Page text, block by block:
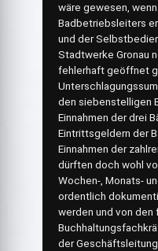
wäre gewesen,
Badbetriebsleiters
und der
Stadtwerke Gronau
fehlerhaft geöffnet
den siebenstelligen
Einnahmen der drei
Eintrittsgeldern der
Einnahmen der
dürften doch wohl
Wochen-, Monats-
ordentlich
werden und von
der